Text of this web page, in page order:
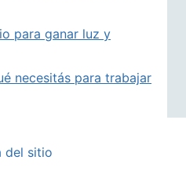
para ganar luz y
necesitás para trabajar
del sitio